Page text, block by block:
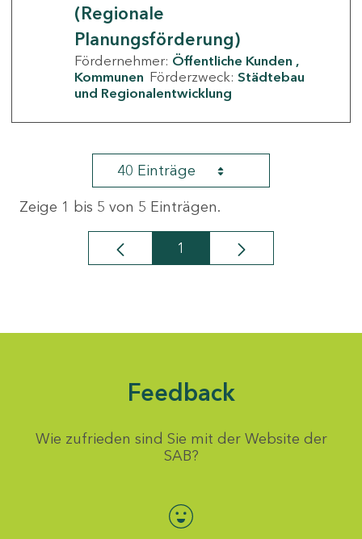
(Regionale
Planungsförderung)
Fördernehmer: Öffentliche Kunden
Kommunen Förderzweck: Städtebau
und Regionalentwicklung
40 Einträge
Zeige 1 bis 5 von 5 Einträgen.
Seite
1
Feedback
Wie zufrieden sind Sie mit der Website der
SAB?
Bewertung auswählen